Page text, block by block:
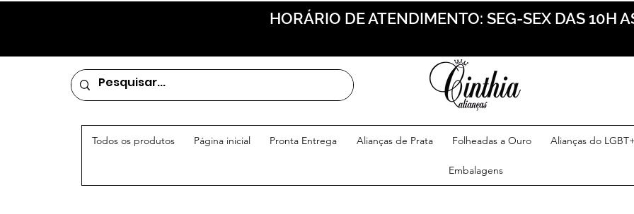
HORÁRIO DE ATENDIMENTO: SEG-SEX DAS 10H
Todos os produtos Página inicial Pronta Entrega Alianças de Prata Folheadas a Ouro Alianças do
Embalagens